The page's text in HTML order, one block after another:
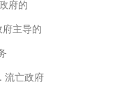
府的
主导的
流亡政府